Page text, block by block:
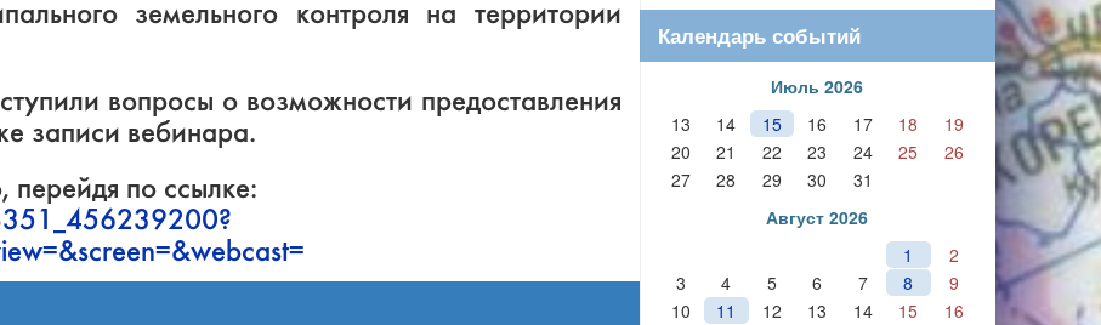
земельного контроля на территории
вопросы о возможности предоставления
записи вебинара.
перейдя по ссылке:
Календарь событий
Июль 2026
13
14 15 16 17 18
19
20
21 22 23 24 25
26
27
28 29 30
31
Август 2026
1
2
3
4 5 6 7 8
9
10
11 12 13 14 15
16